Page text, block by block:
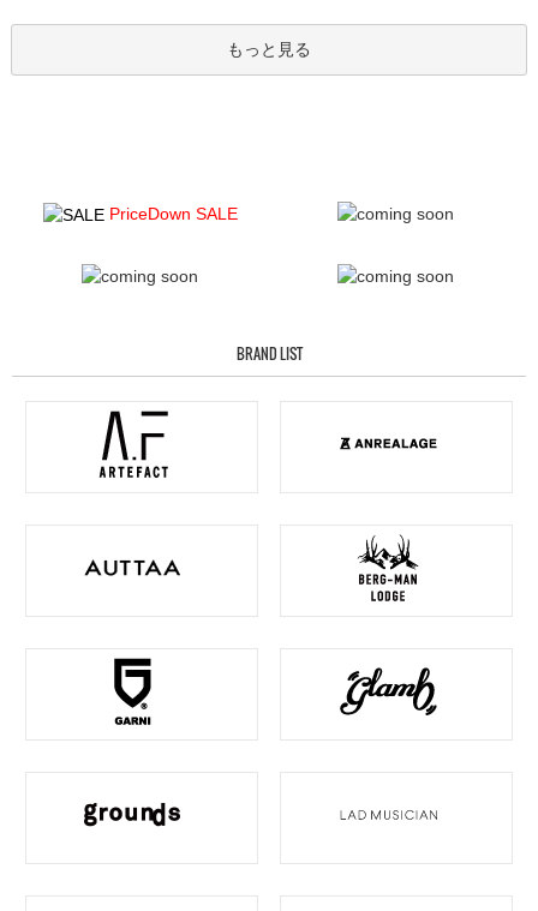
もっと見る
PriceDown SALE
BRAND LIST